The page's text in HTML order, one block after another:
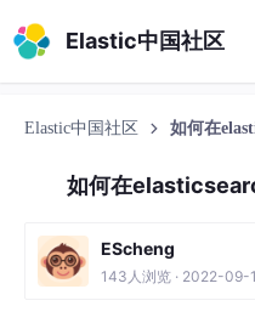
Elastic中国社区
Elastic中国社区 如何在
如何在
EScheng
143人浏览 · 2022-09-